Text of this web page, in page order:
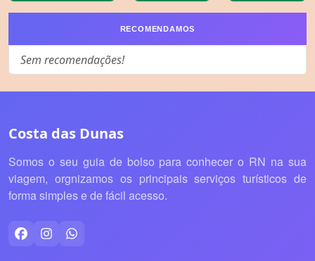
RECOMENDAMOS
Sem recomendações!
Costa das Dunas
Somos o seu guia de bolso para conhecer o RN na sua
viagem, orgnizamos os principais serviços turísticos de
forma simples e de fácil acesso.